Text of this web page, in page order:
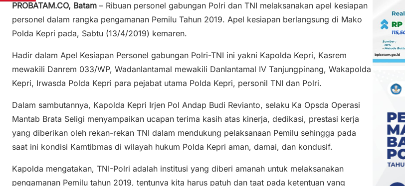
PROBATAM.CO, Batam – Ribuan personel gabungan Polri dan TNI melaksanakan apel kesiapan
personel dalam rangka pengamanan Pemilu Tahun 2019. Apel kesiapan berlangsung di Mako
Polda Kepri pada, Sabtu (13/4/2019) kemaren.
Hadir dalam Apel Kesiapan Personel gabungan Polri-TNI ini yakni Kapolda Kepri, Kasrem
mewakili Danrem 033/WP, Wadanlantamal mewakili Danlantamal IV Tanjungpinang, Wakapolda
Kepri, Irwasda Polda Kepri para pejabat utama Polda Kepri, personil TNI dan Polri.
Dalam sambutannya, Kapolda Kepri Irjen Pol Andap Budi Revianto, selaku Ka Opsda Operasi
Mantab Brata Seligi menyampaikan ucapan terima kasih atas kinerja, dedikasi, prestasi kerja
yang diberikan oleh rekan-rekan TNI dalam mendukung pelaksanaan Pemilu sehingga pada
saat ini kondisi Kamtibmas di wilayah hukum Polda Kepri aman, damai, dan kondusif.
Kapolda mengatakan, TNI-Polri adalah institusi yang diberi amanah untuk melaksanakan
pengamanan Pemilu tahun 2019, tentunya kita harus patuh dan taat pada ketentuan yang